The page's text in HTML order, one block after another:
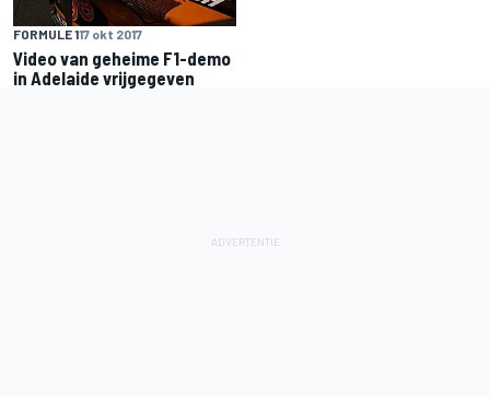
FORMULE 117 okt 2017
Video van geheime F1-demo
in Adelaide vrijgegeven